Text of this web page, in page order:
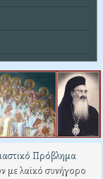
Πρόβλημα
με λαϊκό συνήγορο